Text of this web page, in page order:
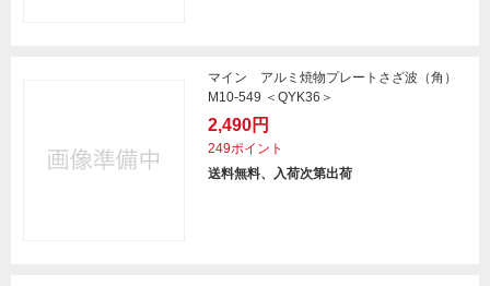
マイン アルミ焼物プレートさざ波（角）
M10-549 ＜QYK36＞
2,490円
249ポイント
送料無料、入荷次第出荷